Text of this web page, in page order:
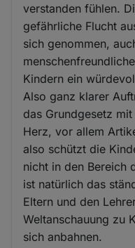
verstanden fühlen.
gefährliche Flucht
sich genommen,
Kindern ein
Also ganz klarer
das Grundgesetz
Herz, vor allem
also schützt die
nicht in den Bereich
ist natürlich das
Eltern und den
Weltanschauung zu
sich anbahnen.